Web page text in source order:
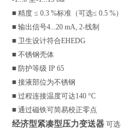
■ 精度 ≤ 0.3 %标准（可选≤ 0.5 %）
■ 输出信号4...20 mA, 2-线制
■ 卫生设计符合EHEDG
■ 不锈钢壳体
■ 防护等级 IP 65
■ 接液部位为不锈钢
■ 过程连接温度可达140 °C
■ 通过磁铁可简易校正零点
经济型紧凑型压力变送器 可选